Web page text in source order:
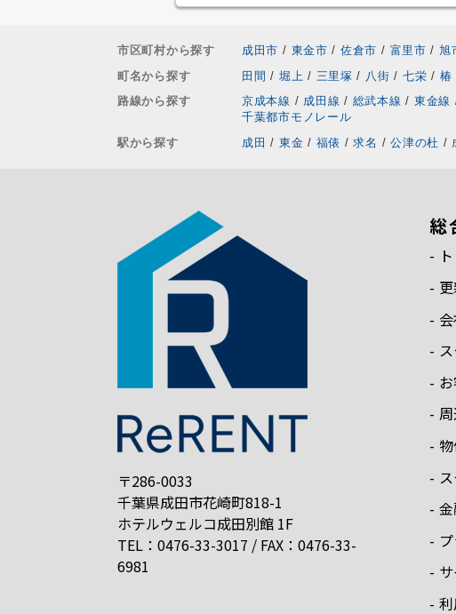
市区町村から探す 成田市 / 東金市 / 佐倉市 / 富里市 / 旭
町名から探す
田間 / 堀上 / 三里塚 / 八街 / 七栄 / 椿
路線から探す
京成本線 / 成田線 / 総武本線 / 東金線
千葉都市モノレール
駅から探す
成田 / 東金 / 福俵 / 求名 / 公津の杜 /
〒286-0033
千葉県成田市花崎町818-1
ホテルウェルコ成田別館 1F
TEL：0476-33-3017 / FAX：0476-33-
6981
総